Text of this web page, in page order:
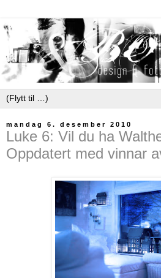
mandag 6. desember 2010
Luke 6: Vil du ha
Oppdatert med vinnar